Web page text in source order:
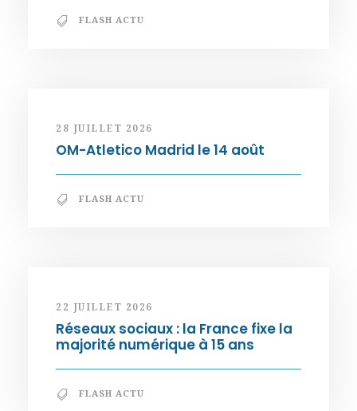
FLASH ACTU
28 JUILLET 2026
OM-Atletico Madrid le 14 août
FLASH ACTU
22 JUILLET 2026
Réseaux sociaux : la France fixe la
majorité numérique à 15 ans
FLASH ACTU